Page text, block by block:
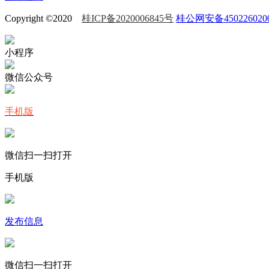
Copyright ©2020 桂ICP备2020006845号 桂公网安备
小程序
微信公众号
手机版
微信扫一扫打开
手机版
发布信息
微信扫一扫打开